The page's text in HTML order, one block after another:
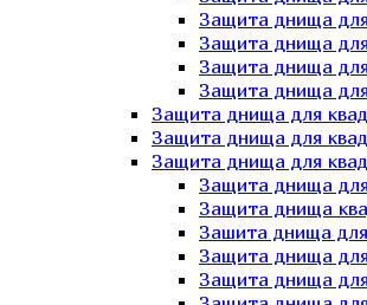
Защита днища
Защита днища
Защита днища
Защита днища
Защита днища для
Защита днища для
Защита днища для
Защита днища
Защита днища
Зашита днища для
Защита днища
Защита днища